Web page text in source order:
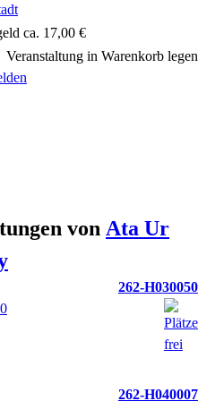
ca. 17,00 €
Veranstaltung in Warenkorb legen
von Ata Ur
262-H030050
262-H040007